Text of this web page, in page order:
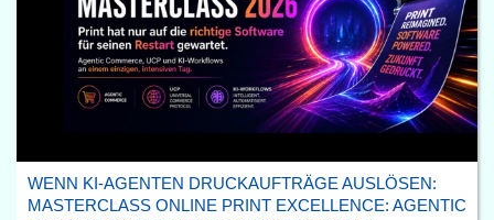
WENN KI-AGENTEN DRUCKAUFTRÄGE AUSLÖSEN:
MASTERCLASS ONLINE PRINT EXCELLENCE: AGENTIC